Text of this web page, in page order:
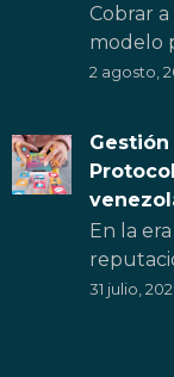
Cobrar
modelo
2 agosto,
En la
31 julio,